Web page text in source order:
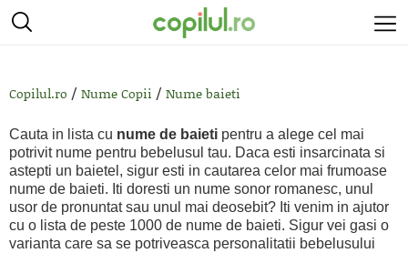
Copilul.ro / Nume Copii / Nume baieti
Cauta in lista cu nume de baieti pentru a alege cel mai
potrivit nume pentru bebelusul tau. Daca esti insarcinata si
astepti un baietel, sigur esti in cautarea celor mai frumoase
nume de baieti. Iti doresti un nume sonor romanesc, unul
usor de pronuntat sau unul mai deosebit? Iti venim in ajutor
cu o lista de peste 1000 de nume de baieti. Sigur vei gasi o
varianta care sa se potriveasca personalitatii bebelusului